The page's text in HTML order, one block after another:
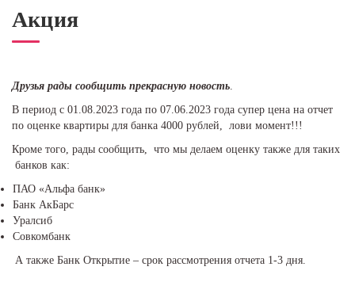
Акция
Друзья рады сообщить прекрасную новость
В период с 01.08.2023 года по 07.06.2023 года супер цена на отчет
по оценке квартиры для банка 4000 рублей, лови момент!!!
Кроме того, рады сообщить, что мы делаем оценку также для таких
банков как:
ПАО «Альфа банк»
Банк АкБарс
Уралсиб
Совкомбанк
А также Банк Открытие – срок рассмотрения отчета 1-3 дня.